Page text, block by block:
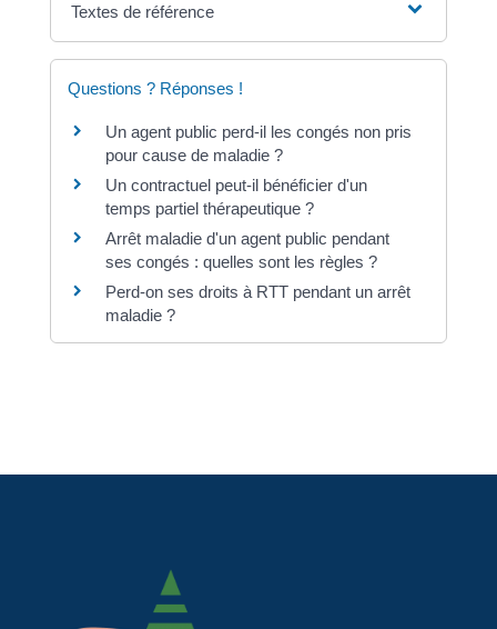
Textes de référence
Questions ? Réponses !
Un agent public perd-il les congés non pris
pour cause de maladie ?
Un contractuel peut-il bénéficier d'un
temps partiel thérapeutique ?
Arrêt maladie d'un agent public pendant
ses congés : quelles sont les règles ?
Perd-on ses droits à RTT pendant un arrêt
maladie ?